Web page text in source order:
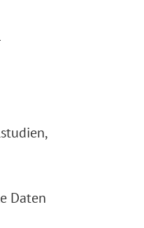
Daten